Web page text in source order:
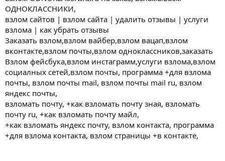
ОДНОКЛАССНИКИ,
взлом сайтов | взлом сайта | удалить отзывы | услуги
взлома | как убрать отзывы
Заказать взлом,взлом вайбер,взлом вацап,взлом
вконтакте,взлом почты,взлом одноклассников,заказать
Взлом фейсбука,взлом инстаграмм,услуги взлома,взлом
социалных сетей,взлом почты, программа +для взлома
почты, взлом почты mail, взлом почты mail ru, взлом
яндекс почты,
взломать почту, +как взломать почту зная, взломать
почту ru, +как взломать почту майл,
+как взломать яндекс почту, взлом контакта, программа
+для взлома контакта, взлом страницы +в контакте,